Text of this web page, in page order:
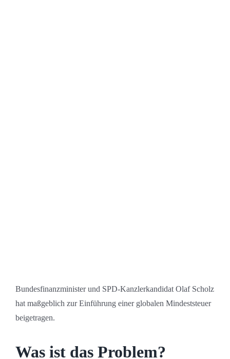
Bundesfinanzminister und SPD-Kanzlerkandidat Olaf Scholz
hat maßgeblich zur Einführung einer globalen Mindeststeuer
beigetragen.
Was ist das Problem?